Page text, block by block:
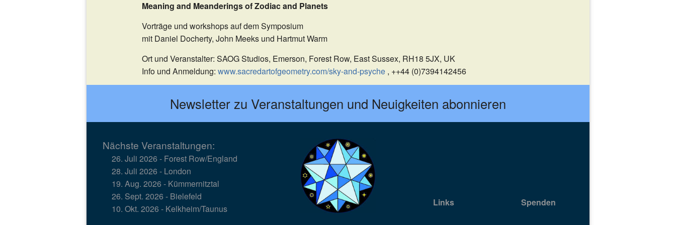
JOHANNES KEPLER
BERECHNUNGEN
URBILDER IM KOSMOS, URFORMEN DES LEBENS
DAS PROGRAMM
PREISE
ONLINE-VERSION
REZENSIONEN
HARMONIKALES
VIDEO & AUDIO
KORREKTUREN
BEWEISE
Meaning and Meanderings of Zodiac and Planets
Vorträge und workshops auf dem Symposium
mit Daniel Docherty, John Meeks und Hartmut Warm
Ort und Veranstalter: SAOG Studios, Emerson, Forest Row, East Sussex, RH18 5JX, UK
Info und Anmeldung: www.sacredartofgeometry.com/sky-and-psyche, ++44 (0)7394142456
Newsletter zu Veranstaltungen und Neuigkeiten abonnieren
Nächste Veranstaltungen:
26. Juli 2026 - Forest Row/England
28. Juli 2026 - London
19. Aug. 2026 - Kümmernitztal
26. Sept. 2026 - Bielefeld
10. Okt. 2026 - Kelkheim/Taunus
Links Spenden
Links Spenden